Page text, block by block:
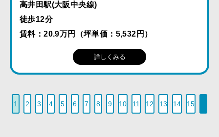
高井田駅(大阪中央線)
徒歩12分
賃料：20.9万円（坪単価：5,532円）
詳しくみる
1 2 3 4 5 6 7 8 9 10 11 12 13 14 15